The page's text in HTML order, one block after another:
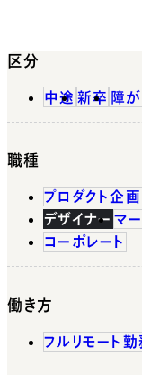
区分
中途 新卒 障
職種
プロダクト企画
デザイナー マ
コーポレート
働き方
フルリモート